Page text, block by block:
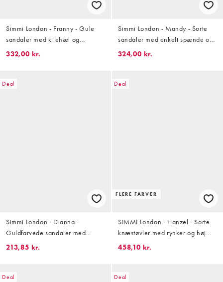
Simmi London - Franny - Gule
sandaler med kilehæl og
blomsterdetalje
332,00 kr.
Simmi London - Mandy - Sorte
sandaler med enkelt spænde og
perler
324,00 kr.
Deal
Simmi London - Dianna -
Guldfarvede sandaler med
kilehæl
213,85 kr.
Deal
FLERE FARVER
SIMMI London - Hanzel - Sorte
knæstøvler med rynker og høj
blokhæl
458,10 kr.
Deal Deal